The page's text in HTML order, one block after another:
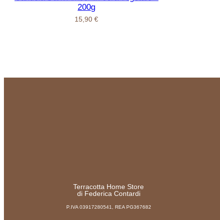
200g
15,90€
Terracotta Home Store
di Federica Contardi
P.IVA 03917280541, REA PG367682